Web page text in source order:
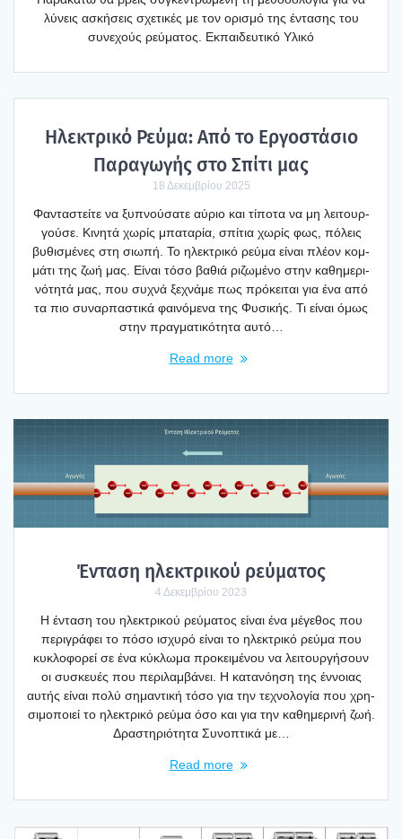
λύνεις ασκή­σεις σχε­τι­κές με τον ορι­σμό της έντα­σης του
συνε­χούς ρεύ­μα­τος. Εκπαι­δευ­τι­κό Υλι­κό
Ηλε­κτρι­κό Ρεύ­μα: Από το Εργο­στά­σιο
Παρα­γω­γής στο Σπί­τι μας
18 Δεκεμβρίου 2025
Φαντα­στεί­τε να ξυπνού­σα­τε αύριο και τίπο­τα να μη λει­τουρ­
γού­σε. Κινη­τά χωρίς μπα­τα­ρία, σπί­τια χωρίς φως, πόλεις
βυθι­σμέ­νες στη σιω­πή. Το ηλε­κτρι­κό ρεύ­μα είναι πλέ­ον κομ­
μά­τι της ζωή μας. Είναι τόσο βαθιά ριζω­μέ­νο στην καθη­με­ρι­
νό­τη­τά μας, που συχνά ξεχνά­με πως πρό­κει­ται για ένα από
τα πιο συναρ­πα­στι­κά φαι­νό­με­να της Φυσι­κής. Τι είναι όμως
στην πραγ­μα­τι­κό­τη­τα αυτό…
Read more
Έντα­ση ηλε­κτρι­κού ρεύ­μα­τος
4 Δεκεμβρίου 2023
Η έντα­ση του ηλε­κτρι­κού ρεύ­μα­τος είναι ένα μέγε­θος που
περι­γρά­φει το πόσο ισχυ­ρό είναι το ηλε­κτρι­κό ρεύ­μα που
κυκλο­φο­ρεί σε ένα κύκλω­μα προ­κει­μέ­νου να λει­τουρ­γή­σουν
οι συσκευ­ές που περι­λαμ­βά­νει. Η κατα­νό­η­ση της έννοιας
αυτής είναι πολύ σημα­ντι­κή τόσο για την τεχνο­λο­γία που χρη­
σι­μο­ποιεί το ηλε­κτρι­κό ρεύ­μα όσο και για την καθη­με­ρι­νή ζωή.
Δρα­στη­ριό­τη­τα Συνο­πτι­κά με…
Read more